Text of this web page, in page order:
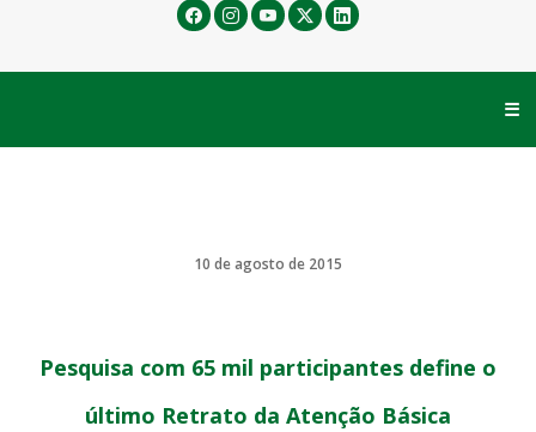
☰
10 de agosto de 2015
Pesquisa com 65 mil participantes define o
último Retrato da Atenção Básica